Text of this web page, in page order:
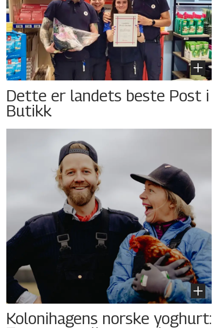
Dette er landets beste Post i
Butikk
Kolonihagens norske yoghurt: